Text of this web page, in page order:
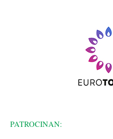
PATROCINAN: